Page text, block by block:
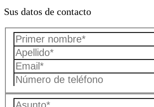
Sus datos de contacto